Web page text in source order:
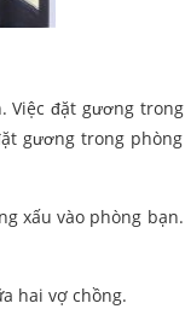
Việc đặt gương trong
gương trong phòng
xấu vào phòng bạn.
hai vợ chồng.